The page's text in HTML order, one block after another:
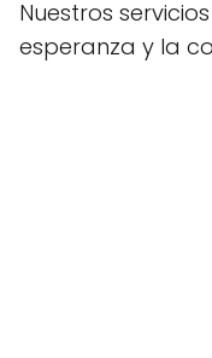
Nuestros
esperanza y la